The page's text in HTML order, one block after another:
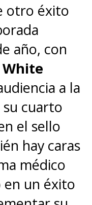
otro éxito
año, con
a la
su cuarto
el sello
hay caras
médico
un éxito